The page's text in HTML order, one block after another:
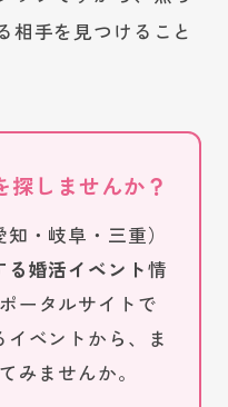
相手を見つけること
探しませんか？
・岐阜・三重）
婚活イベント情
ータルサイトで
ベントから、ま
みませんか。